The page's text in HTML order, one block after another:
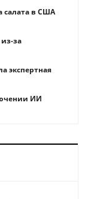
салата в США
за
экспертная
ИИ